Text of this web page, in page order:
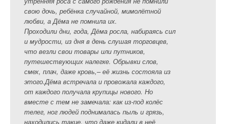
свою дочь, ребёнка случайной, мимолётной
любви, а Дёма не помнила их.
Проходили дни, года, Дёма росла, набираясь сил
и мудрости, из дня в день слушая торговцев,
что везли свои товары или путников,
путешествующих налегке. Обрывки слов,
смех, плач, даже кровь,– её жизнь состояла из
этого.Дёма встречала и провожала каждого,
от каждого получала крупицы нового. Но
вместе с тем не замечала: как из-под колёс
телег, ног людей поднималась пыль и грязь,
находились такие, что даже кидали в неё